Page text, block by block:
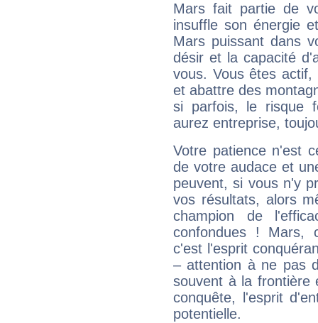
Mars fait partie de
insuffle son énergie
Mars puissant dans
désir et la capacité
vous. Vous êtes
et abattre des
si parfois, le risque
aurez entreprise,
Votre patience n'est
de votre audace et
peuvent, si vous n'y
vos résultats, alors
champion de
confondues ! Mars,
c'est l'esprit
– attention à ne pas
souvent à la frontière
conquête, l'esprit
potentielle.